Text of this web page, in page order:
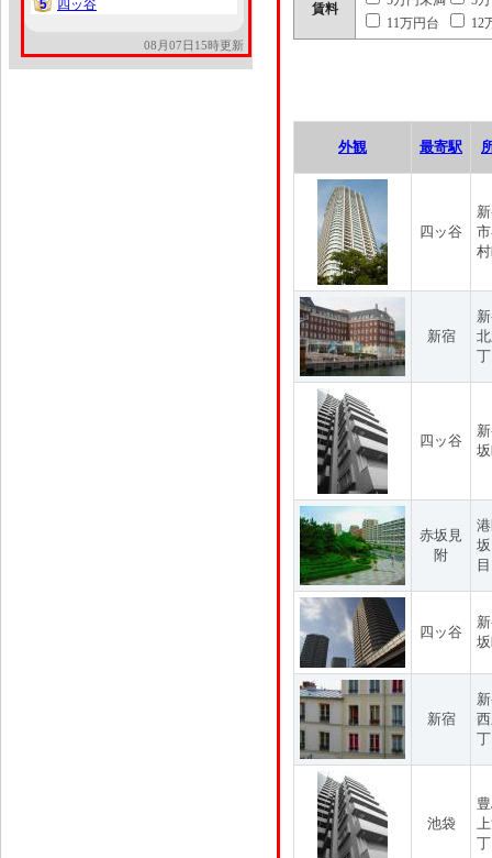
5
5 四ッ谷
08月07日15時更新
賃料
11万円台
12
外観 最寄駅
四ッ谷
新宿
四ッ谷
赤坂見
附
目
四ッ谷
新宿
池袋